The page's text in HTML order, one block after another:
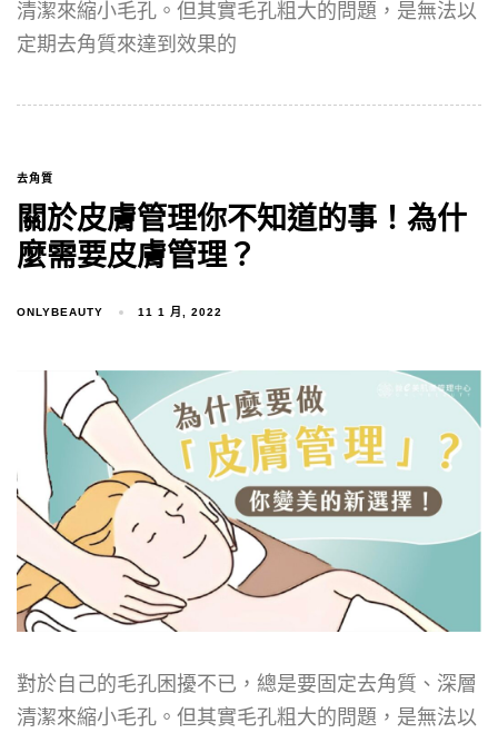
清潔來縮小毛孔。但其實毛孔粗大的問題，是無法以
定期去角質來達到效果的
去角質
關於皮膚管理你不知道的事！為什
麼需要皮膚管理？
ONLYBEAUTY 11 1 月, 2022
對於自己的毛孔困擾不已，總是要固定去角質、深層
清潔來縮小毛孔。但其實毛孔粗大的問題，是無法以